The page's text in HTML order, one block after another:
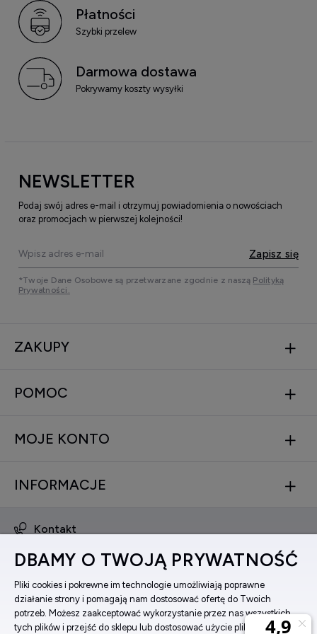
Płatności
Szybki przelew
Darmowa dostawa
Pokrywamy koszty wysyłki
NEWSLETTER
Podaj swój adres e-mail i otrzymuj powiadomienia o nowościach
oraz promocjach w pierwszej kolejności!
Zapisz się
*Twoje Dane Osobowe są przetwarzane zgodnie z naszą Polityką
Prywatności.
ZAKUPY
POMOC
MOJE KONTO
INFORMACJE
Kontakt
ul. Bema 5, 33-100 Tarnów, woj. małopolskie
Facebook
Instagram
DBAMY O TWOJĄ PRYWATNOŚĆ
Pliki cookies i pokrewne im technologie umożliwiają poprawne
działanie strony i pomagają nam dostosować ofertę do Twoich
potrzeb. Możesz zaakceptować wykorzystanie przez nas wszystkich
tych plików i przejść do sklepu lub dostosować użycie plików do